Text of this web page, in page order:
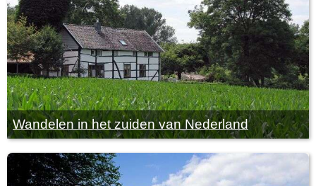
Wandelen in het zuiden van Nederland